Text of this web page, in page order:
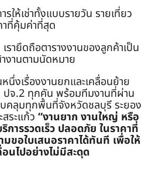
รให้เช่าทั้งแบบรายวัน รายเที่ยว
าที่คุ้มค่าที่สุด
เรายึดถือตารางงานของลูกค้าเป็น
งานตามนัดหมาย
นึ่งเรื่องงานยกและเคลื่อนย้าย
ปจ.2 ทุกคัน พร้อมทีมงานที่ผ่าน
บคลุมทุกพื้นที่จังหวัดชลบุรี ระยอง
ระแก้ว “งานยาก งานใหญ่ หรือ
การรวดเร็ว ปลอดภัย ในราคาที่
ขอใบเสนอราคาได้ทันที เพื่อให้
นไปอย่างไม่มีสะดุด